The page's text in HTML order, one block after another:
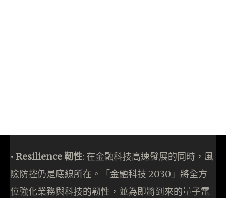
•⁠ Resilience 靭性: 在金融科技高速發展的同時，風
險防控仍是底線所在。「金融科技 2030」將全方
位強化業務與科技的韌性，並為即將到來的量子電